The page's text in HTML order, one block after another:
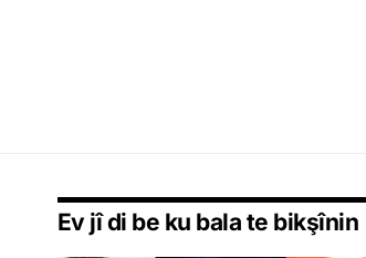
Ev jî di be ku bala te bikşînin